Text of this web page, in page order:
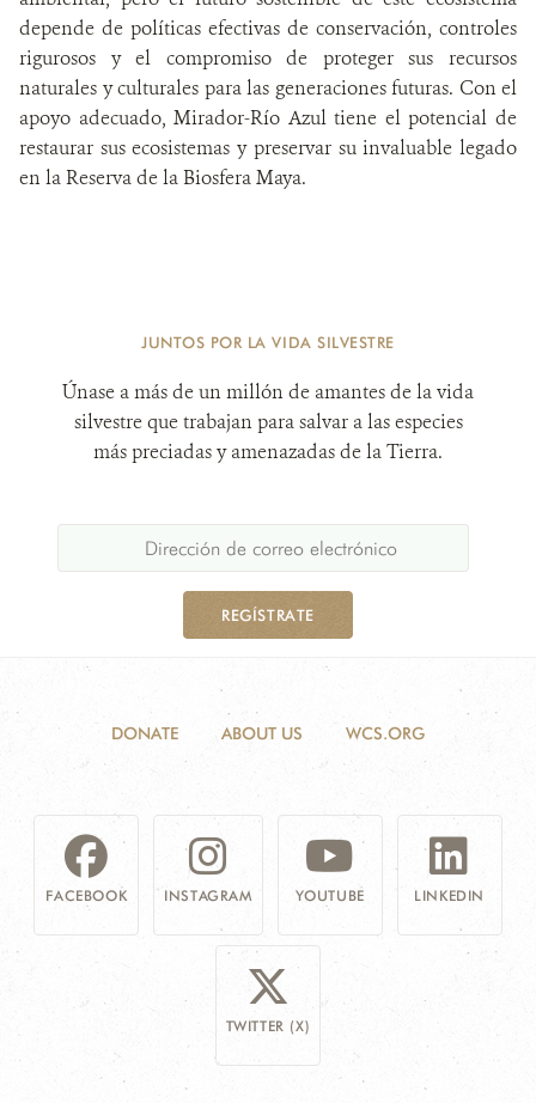
depende de políticas efectivas de conservación, controles
rigurosos y el compromiso de proteger sus recursos
naturales y culturales para las generaciones futuras. Con el
apoyo adecuado, Mirador-Río Azul tiene el potencial de
restaurar sus ecosistemas y preservar su invaluable legado
en la Reserva de la Biosfera Maya.
JUNTOS POR LA VIDA SILVESTRE
Únase a más de un millón de amantes de la vida
silvestre que trabajan para salvar a las especies
más preciadas y amenazadas de la Tierra.
REGÍSTRATE
DONATE ABOUT US WCS.ORG
FACEBOOK INSTAGRAM YOUTUBE LINKEDIN
TWITTER (X)